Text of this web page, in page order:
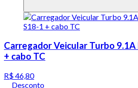
Carregador Veicular Turbo 9.1A
+ cabo TC
R$ 46,80
Desconto